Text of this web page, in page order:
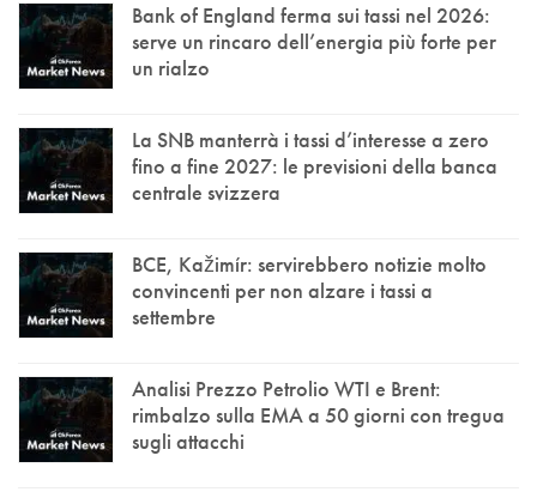
Bank of England ferma sui tassi nel 2026:
serve un rincaro dell’energia più forte per
un rialzo
La SNB manterrà i tassi d’interesse a zero
fino a fine 2027: le previsioni della banca
centrale svizzera
BCE, Kažimír: servirebbero notizie molto
convincenti per non alzare i tassi a
settembre
Analisi Prezzo Petrolio WTI e Brent:
rimbalzo sulla EMA a 50 giorni con tregua
sugli attacchi